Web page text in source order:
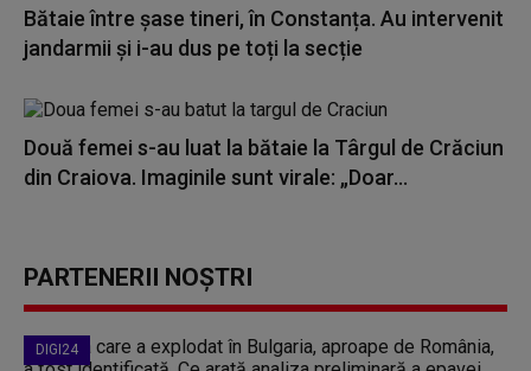
Bătaie între șase tineri, în Constanța. Au intervenit
jandarmii și i-au dus pe toți la secție
Două femei s-au luat la bătaie la Târgul de Crăciun
din Craiova. Imaginile sunt virale: „Doar...
PARTENERII NOȘTRI
DIGI24